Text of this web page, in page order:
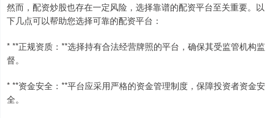
然而，配资炒股也存在一定风险，选择靠谱的配资平台至关重要。以
下几点可以帮助您选择可靠的配资平台：
* **正规资质：**选择持有合法经营牌照的平台，确保其受监管机构监
督。
* **资金安全：**平台应采用严格的资金管理制度，保障投资者资金安
全。